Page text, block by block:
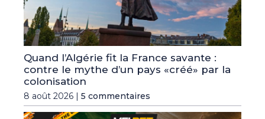
Quand l’Algérie fit la France savante :
contre le mythe d’un pays «créé» par la
colonisation
8 août 2026 | 5 commentaires